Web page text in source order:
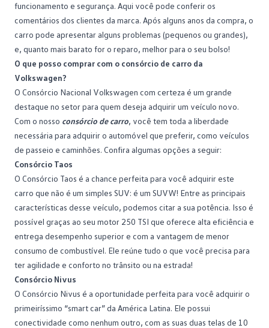
funcionamento e segurança. Aqui você pode conferir os
comentários dos clientes da marca. Após alguns anos da compra, o
carro pode apresentar alguns problemas (pequenos ou grandes),
e, quanto mais barato for o reparo, melhor para o seu bolso!
O que posso comprar com o consórcio de carro da
Volkswagen?
O Consórcio Nacional Volkswagen com certeza é um grande
destaque no setor para quem deseja adquirir um veículo novo.
Com o nosso consórcio de carro, você tem toda a liberdade
necessária para adquirir o automóvel que preferir, como veículos
de passeio e caminhões. Confira algumas opções a seguir:
Consórcio Taos
O Consórcio Taos é a chance perfeita para você adquirir este
carro que não é um simples SUV: é um SUVW! Entre as principais
características desse veículo, podemos citar a sua potência. Isso é
possível graças ao seu motor 250 TSI que oferece alta eficiência e
entrega desempenho superior e com a vantagem de menor
consumo de combustível. Ele reúne tudo o que você precisa para
ter agilidade e conforto no trânsito ou na estrada!
Consórcio Nivus
O Consórcio Nivus é a oportunidade perfeita para você adquirir o
primeiríssimo “smart car” da América Latina. Ele possui
conectividade como nenhum outro, com as suas duas telas de 10